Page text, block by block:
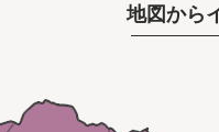
地図から